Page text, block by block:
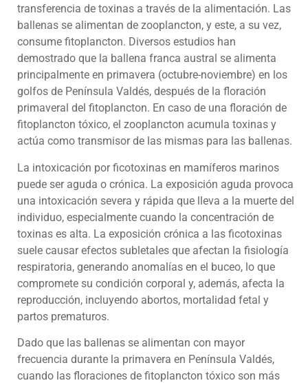
transferencia de toxinas a través de la alimentación. Las
ballenas se alimentan de zooplancton, y este, a su vez,
consume fitoplancton. Diversos estudios han
demostrado que la ballena franca austral se alimenta
principalmente en primavera (octubre-noviembre) en los
golfos de Península Valdés, después de la floración
primaveral del fitoplancton. En caso de una floración de
fitoplancton tóxico, el zooplancton acumula toxinas y
actúa como transmisor de las mismas para las ballenas.
La intoxicación por ficotoxinas en mamíferos marinos
puede ser aguda o crónica. La exposición aguda provoca
una intoxicación severa y rápida que lleva a la muerte del
individuo, especialmente cuando la concentración de
toxinas es alta. La exposición crónica a las ficotoxinas
suele causar efectos subletales que afectan la fisiología
respiratoria, generando anomalías en el buceo, lo que
compromete su condición corporal y, además, afecta la
reproducción, incluyendo abortos, mortalidad fetal y
partos prematuros.
Dado que las ballenas se alimentan con mayor
frecuencia durante la primavera en Península Valdés,
cuando las floraciones de fitoplancton tóxico son más